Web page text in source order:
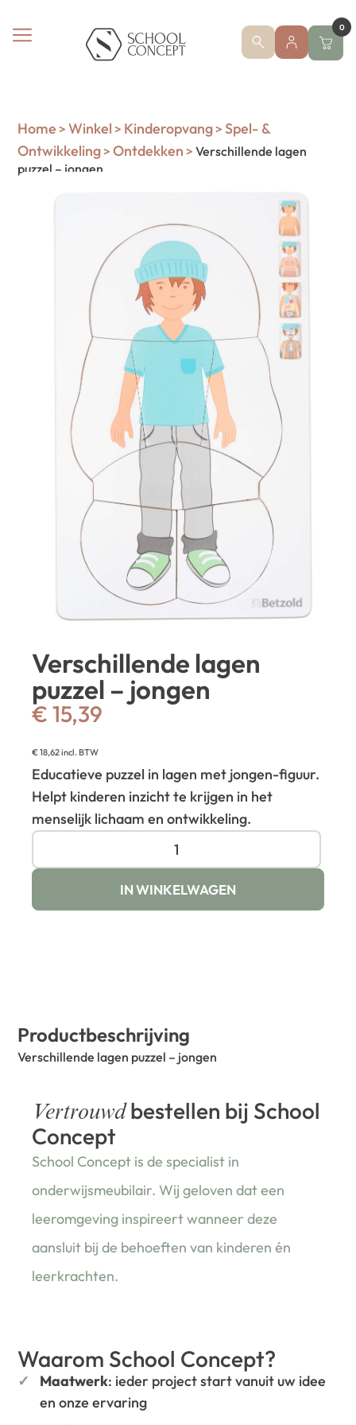
0
Home > Winkel > Kinderopvang> Spel- &
Ontwikkeling> Ontdekken > Verschillende lagen
puzzel – jongen
Verschillende lagen
puzzel – jongen
€ 15,39
€18,62incl. BTW
Educatieve puzzel in lagen met jongen-figuur.
Helpt kinderen inzicht te krijgen in het
menselijk lichaam en ontwikkeling.
IN WINKELWAGEN
Productbeschrijving
Verschillende lagen puzzel – jongen
Vertrouwdbestellen bij School
Concept
School Concept is de specialist in
onderwijsmeubilair. Wij geloven dat een
leeromgeving inspireert wanneer deze
aansluit bij de behoeften van kinderen én
leerkrachten.
Waarom School Concept?
Maatwerk: ieder project start vanuit uw idee
en onze ervaring